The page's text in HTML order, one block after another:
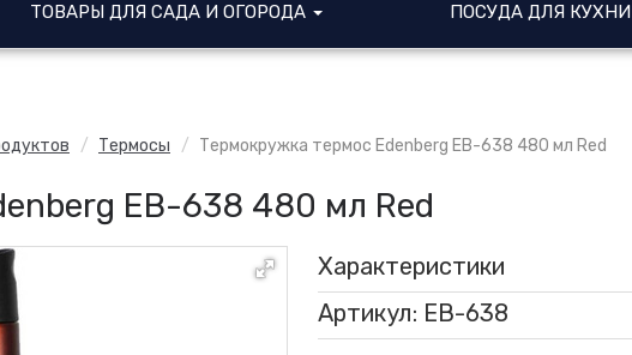
ТОВАРЫ ДЛЯ САДА И ОГОРОДА ПОСУДА ДЛЯ КУХНИ
Термосы Термокружка термос Edenberg EB-638 480 мл Red
EB-638 480 мл Red
Характеристики
Артикул: EB-638